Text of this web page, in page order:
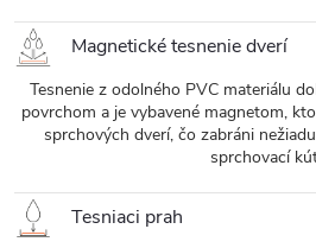
Magnetické tesnenie dverí
Tesnenie z odolného PVC materiálu
povrchom a je vybavené magnetom,
sprchových dverí, čo zabráni
sprchovací
Tesniaci prah